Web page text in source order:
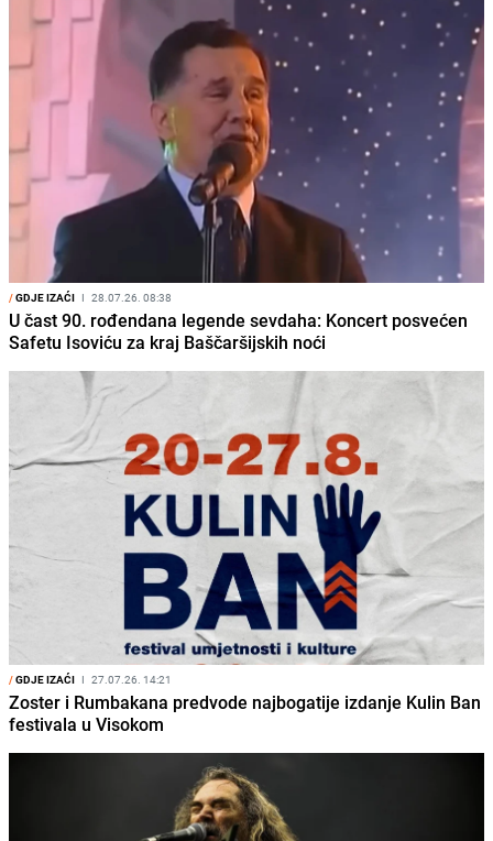
/GDJE IZAĆI I 28.07.26. 08:38
U čast 90. rođendana legende sevdaha: Koncert posvećen
Safetu Isoviću za kraj Baščaršijskih noći
/GDJE IZAĆI I 27.07.26. 14:21
Zoster i Rumbakana predvode najbogatije izdanje Kulin Ban
festivala u Visokom